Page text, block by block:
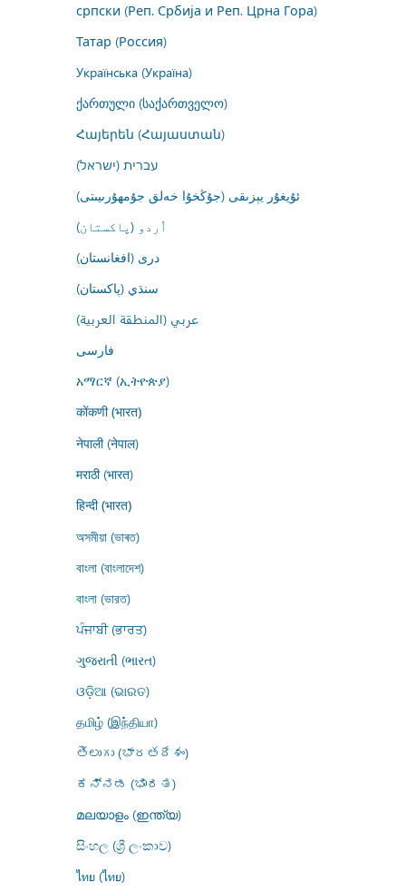
српски (Реп. Србија и Реп. Црна Гора)
Татар (Россия)
Українська (Україна)
ქართული (საქართველო)
Հայերեն (Հայաստան)
עברית (ישראל)
ئۇيغۇر يېزىقى (جۇڭخۇا خەلق جۇمھۇرىيىتى)
اُردو (پاکستان)
درى (افغانستان)
سنڌي (پاکستان)
عربي (المنطقة العربية)
فارسى
አማርኛ (ኢትዮጵያ)
कोंकणी (भारत)
नेपाली (नेपाल)
मराठी (भारत)
हिन्दी (भारत)
অসমীয়া (ভাৰত)
বাংলা (বাংলাদেশ)
বাংলা (ভারত)
ਪੰਜਾਬੀ (ਭਾਰਤ)
ગુજરાતી (ભારત)
ଓଡ଼ିଆ (ଭାରତ)
தமிழ் (இந்தியா)
తెలుగు (భారతదేశం)
ಕನ್ನಡ (ಭಾರತ)
മലയാളം (ഇന്ത്യ)
සිංහල (ශ්‍රී ලංකාව)
ไทย (ไทย)